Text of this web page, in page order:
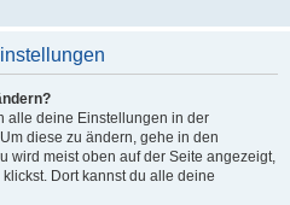
alle deine Einstellungen in der
diese zu ändern, gehe in den
wird meist oben auf der Seite angezeigt,
Dort kannst du alle deine